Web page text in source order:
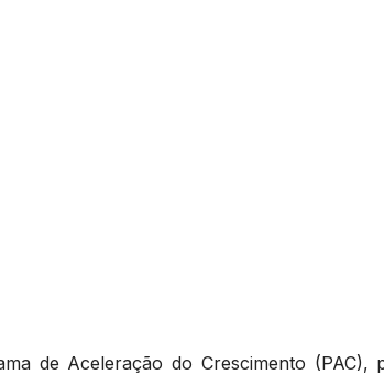
de Aceleração do Crescimento (PAC),